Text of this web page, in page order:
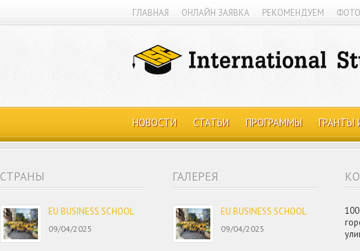
ГЛАВНАЯ ОНЛАЙН ЗАЯВКА РЕКОМЕНДУЕМ
НОВОСТИ СТАТЬИ ПРОГРАММЫ ГРАНТЫ
CТРАНЫ
EU BUSINESS SCHOOL
09/04/2025
ГАЛЕРЕЯ
EU BUSINESS SCHOOL
09/04/2025